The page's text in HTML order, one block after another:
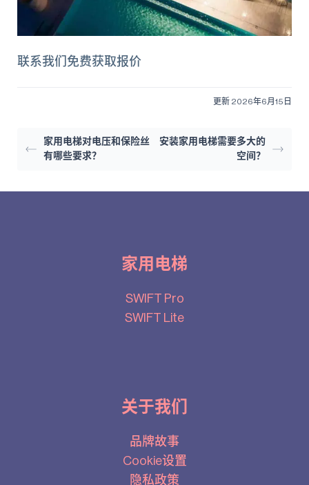
联系我们免费获取报价
更新 2026年6月15日
家用电梯对电压和保险丝
有哪些要求？
安装家用电梯需要多大的
空间？
家用电梯
SWIFT Pro
SWIFT Lite
关于我们
品牌故事
Cookie设置
隐私政策